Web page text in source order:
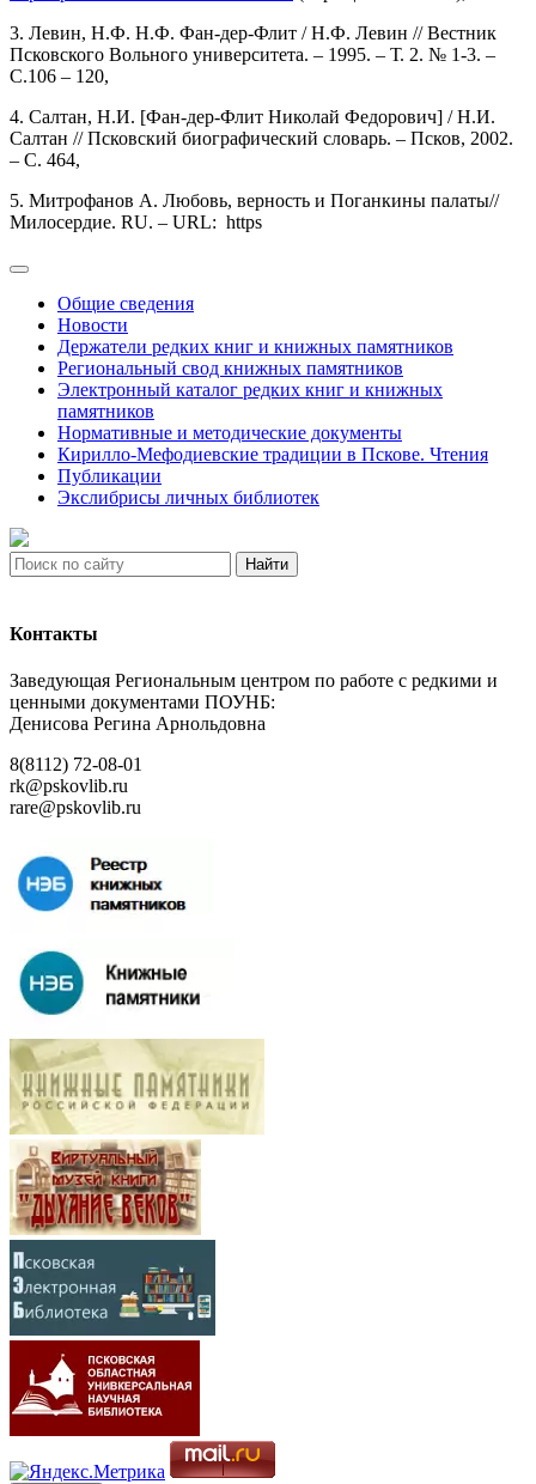
3. Левин, Н.Ф. Н.Ф. Фан-дер-Флит / Н.Ф. Левин // Вестник
Псковского Вольного университета. – 1995. – Т. 2. № 1-3. –
С.106 – 120,
4. Салтан, Н.И. [Фан-дер-Флит Николай Федорович] / Н.И.
Салтан // Псковский биографический словарь. – Псков, 2002.
– С. 464,
5. Митрофанов А. Любовь, верность и Поганкины палаты//
Милосердие. RU. – URL: https
Общие сведения
Новости
Держатели редких книг и книжных памятников
Региональный свод книжных памятников
Электронный каталог редких книг и книжных
памятников
Нормативные и методические документы
Кирилло-Мефодиевские традиции в Пскове. Чтения
Публикации
Экслибрисы личных библиотек
Найти
Контакты
Заведующая Региональным центром по работе с редкими и
ценными документами ПОУНБ:
Денисова Регина Арнольдовна
8(8112) 72-08-01
rk@pskovlib.ru
rare@pskovlib.ru